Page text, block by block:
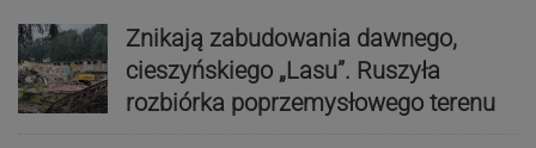
Znikają zabudowania dawnego,
cieszyńskiego „Lasu”. Ruszyła
rozbiórka poprzemysłowego terenu